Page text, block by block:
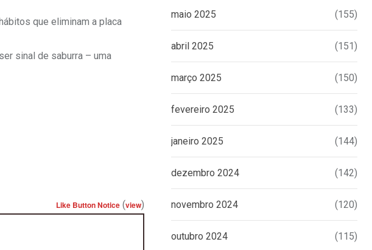
que eliminam a placa
sinal de saburra – uma
Like Button Notice (view)
maio 2025 (155)
abril 2025 (151)
março 2025 (150)
fevereiro 2025 (133)
janeiro 2025 (144)
dezembro 2024 (142)
novembro 2024 (120)
outubro 2024 (115)